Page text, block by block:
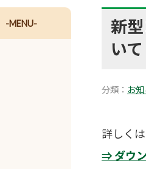
新
いて
分類： お
詳しく
⇒ ダウ
-MENU-